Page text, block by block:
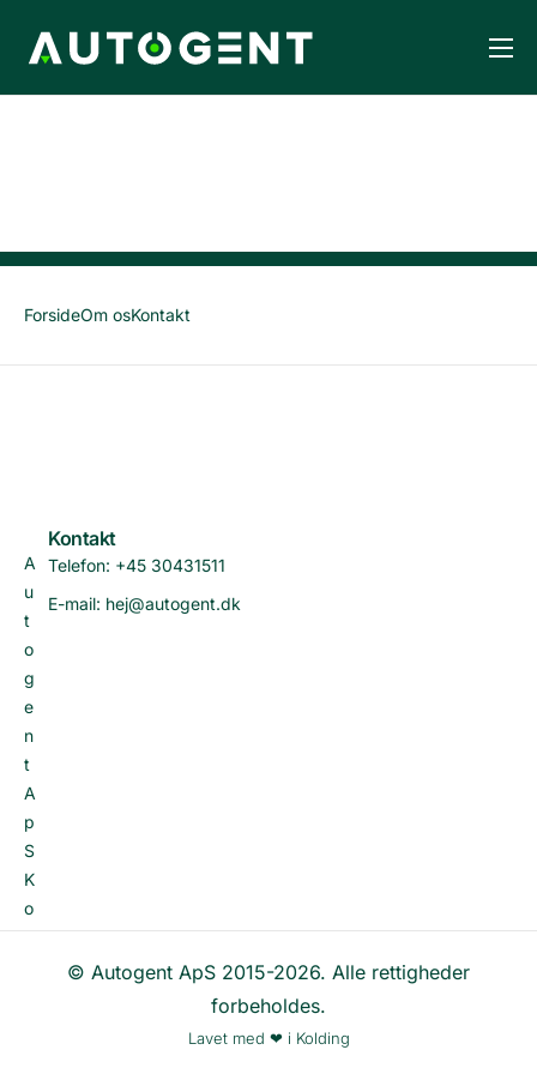
ForsideOm osKontakt
A
u
t
o
g
e
n
t
A
p
S
K
o
l
Kontakt
Telefon: +45 30431511
E-mail: hej@autogent.dk
© Autogent ApS 2015-2026. Alle rettigheder
forbeholdes.
Lavet med ❤ i Kolding